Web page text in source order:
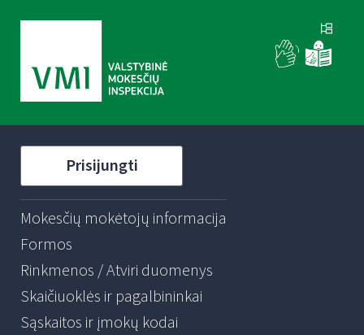
Prisijungti
Mokesčių mokėtojų informacija
Formos
Rinkmenos / Atviri duomenys
Skaičiuoklės ir pagalbininkai
Sąskaitos ir įmokų kodai